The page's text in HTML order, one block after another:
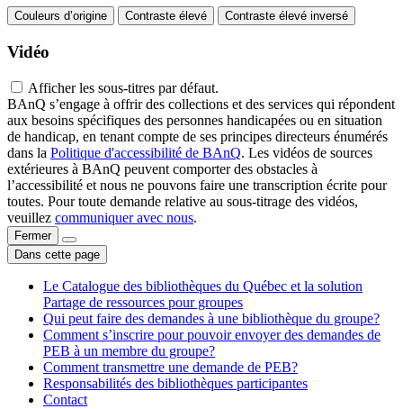
Couleurs d’origine Contraste élevé Contraste élevé inversé
Vidéo
Afficher les sous-titres par défaut.
BAnQ s’engage à offrir des collections et des services qui répondent
aux besoins spécifiques des personnes handicapées ou en situation
de handicap, en tenant compte de ses principes directeurs énumérés
dans la Politique d'accessibilité de BAnQ. Les vidéos de sources
extérieures à BAnQ peuvent comporter des obstacles à
l’accessibilité et nous ne pouvons faire une transcription écrite pour
toutes. Pour toute demande relative au sous-titrage des vidéos,
veuillez communiquer avec nous.
Fermer
Dans cette page
Le Catalogue des bibliothèques du Québec et la solution
Partage de ressources pour groupes
Qui peut faire des demandes à une bibliothèque du groupe?
Comment s’inscrire pour pouvoir envoyer des demandes de
PEB à un membre du groupe?
Comment transmettre une demande de PEB?
Responsabilités des bibliothèques participantes
Contact